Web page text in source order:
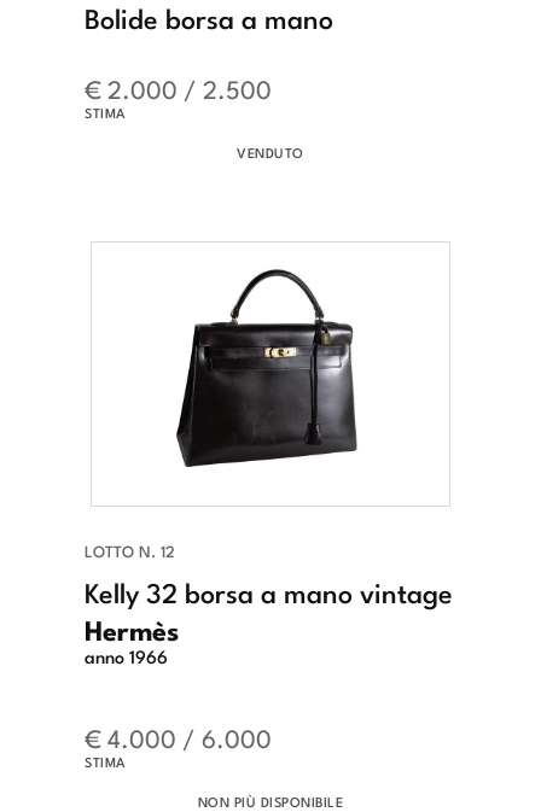
Bolide borsa a mano
€ 2.000 / 2.500
STIMA
VENDUTO
LOTTO N. 12
Hermès
Kelly 32 borsa a mano vintage
anno 1966
€ 4.000 / 6.000
STIMA
NON PIÙ DISPONIBILE